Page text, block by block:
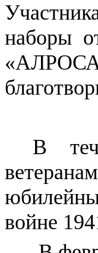
наборы
В
войне